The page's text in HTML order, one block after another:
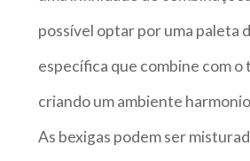
possível optar por uma paleta
específica que combine com o
criando um ambiente
As bexigas podem ser